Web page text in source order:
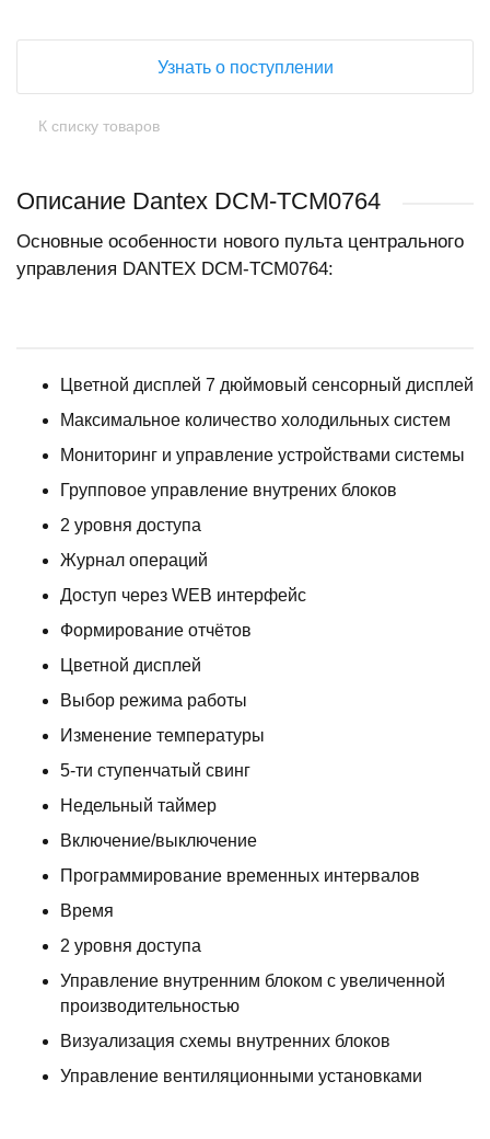
Узнать о поступлении
К списку товаров
Описание Dantex DCM-TCM0764
Основные особенности нового пульта центрального
управления DANTEX DCM-TCM0764:
Цветной дисплей 7 дюймовый сенсорный дисплей
Максимальное количество холодильных систем
Мониторинг и управление устройствами системы
Групповое управление внутрених блоков
2 уровня доступа
Журнал операций
Доступ через WEB интерфейс
Формирование отчётов
Цветной дисплей
Выбор режима работы
Изменение температуры
5-ти ступенчатый свинг
Недельный таймер
Включение/выключение
Программирование временных интервалов
Время
2 уровня доступа
Управление внутренним блоком с увеличенной
производительностью
Визуализация схемы внутренних блоков
Управление вентиляционными установками